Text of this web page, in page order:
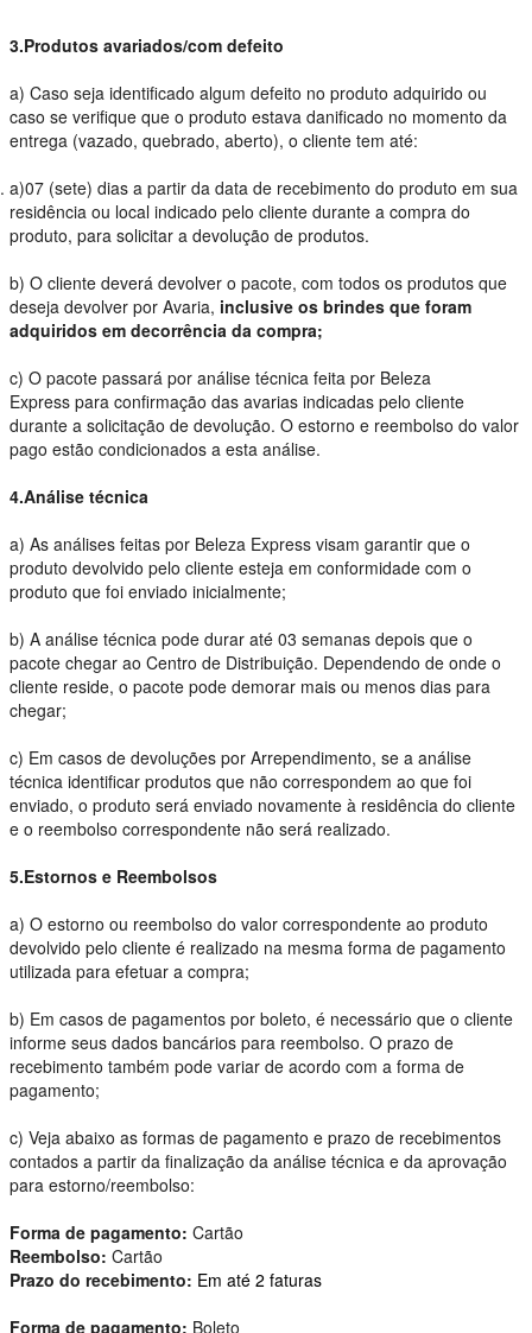
3.Produtos avariados/com defeito
a) Caso seja identificado algum defeito no produto adquirido ou
caso se verifique que o produto estava danificado no momento da
entrega (vazado, quebrado, aberto), o cliente tem até:
a)07 (sete) dias a partir da data de recebimento do produto em sua
residência ou local indicado pelo cliente durante a compra do
produto, para solicitar a devolução de produtos.
b) O cliente deverá devolver o pacote, com todos os produtos que
deseja devolver por Avaria, inclusive os brindes que foram
adquiridos em decorrência da compra;
c) O pacote passará por análise técnica feita por Beleza
Express para confirmação das avarias indicadas pelo cliente
durante a solicitação de devolução. O estorno e reembolso do valor
pago estão condicionados a esta análise.
4.Análise técnica
a) As análises feitas por Beleza Express visam garantir que o
produto devolvido pelo cliente esteja em conformidade com o
produto que foi enviado inicialmente;
b) A análise técnica pode durar até 03 semanas depois que o
pacote chegar ao Centro de Distribuição. Dependendo de onde o
cliente reside, o pacote pode demorar mais ou menos dias para
chegar;
c) Em casos de devoluções por Arrependimento, se a análise
técnica identificar produtos que não correspondem ao que foi
enviado, o produto será enviado novamente à residência do cliente
e o reembolso correspondente não será realizado.
5.Estornos e Reembolsos
a) O estorno ou reembolso do valor correspondente ao produto
devolvido pelo cliente é realizado na mesma forma de pagamento
utilizada para efetuar a compra;
b) Em casos de pagamentos por boleto, é necessário que o cliente
informe seus dados bancários para reembolso. O prazo de
recebimento também pode variar de acordo com a forma de
pagamento;
c) Veja abaixo as formas de pagamento e prazo de recebimentos
contados a partir da finalização da análise técnica e da aprovação
para estorno/reembolso:
Forma de pagamento: Cartão
Reembolso: Cartão
Prazo do recebimento: Em até 2 faturas
Forma de pagamento: Boleto